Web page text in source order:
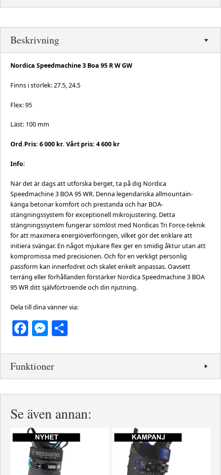
Beskrivning
Nordica Speedmachine 3 Boa 95 R W GW
Finns i storlek: 27.5, 24.5
Flex: 95
Läst: 100 mm
Ord.Pris: 6 000 kr. Vårt pris: 4 600 kr
Info:
När det är dags att utforska berget, ta på dig Nordica
Speedmachine 3 BOA 95 WR. Denna legendariska allmountain-
känga betonar komfort och prestanda och har BOA-
stängningssystem för exceptionell mikrojustering. Detta
stängningssystem fungerar sömlöst med Nordicas Tri Force-teknik
för att maximera energiöverföringen, vilket gör det enklare att
initiera svängar. En något mjukare flex ger en smidig åktur utan att
kompromissa med precisionen. Och för en verkligt personlig
passform kan innerfodret och skalet enkelt anpassas. Oavsett
terräng eller förhållanden förstärker Nordica Speedmachine 3 BOA
95 WR ditt självförtroende och din njutning.
Dela till dina vänner via:
Facebook
Messenger
Funktioner
Se även annan: